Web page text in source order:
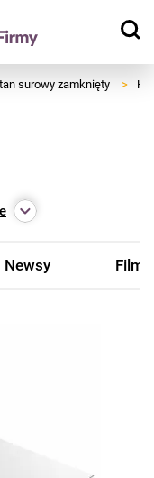
surowy zamknięty >
Newsy Filmy